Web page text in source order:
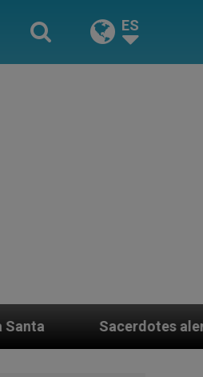
ES
fieles al Papa